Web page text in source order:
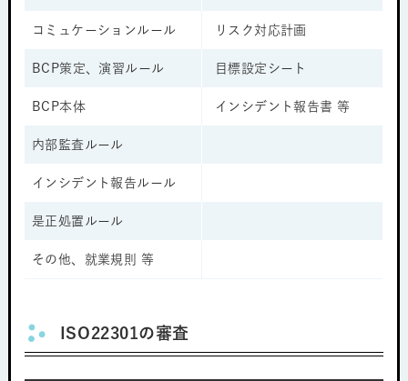
コミュケーションルール リスク対応計画
BCP策定、演習ルール 目標設定シート
BCP本体 インシデント報告書 等
内部監査ルール
インシデント報告ルール
是正処置ルール
その他、就業規則 等
ISO22301の審査